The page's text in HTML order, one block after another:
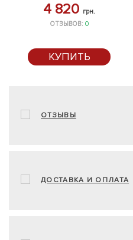
4 820 грн.
ОТЗЫВОВ: 0
КУПИТЬ
ОТЗЫВЫ
ДОСТАВКА И ОПЛАТА